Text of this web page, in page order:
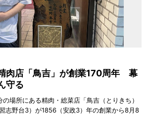
肉店「鳥吉」が創業170周年 幕
守る
場所にある精肉・総菜店「鳥吉（とりきち）
志野台3）が1856（安政3）年の創業から8月8